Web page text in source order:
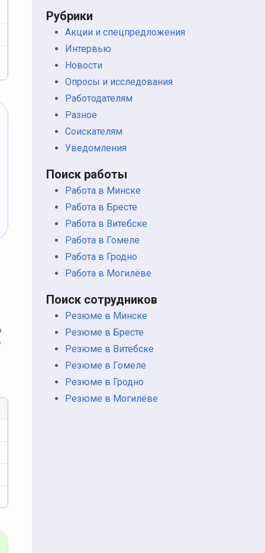
Рубрики
Акции и спецпредложения
Интервью
Новости
Опросы и исследования
Работодателям
Разное
Соискателям
Уведомления
Поиск работы
Работа в Минске
Работа в Бресте
Работа в Витебске
Работа в Гомеле
Работа в Гродно
Работа в Могилёве
Поиск сотрудников
Резюме в Минске
Резюме в Бресте
Резюме в Витебске
Резюме в Гомеле
Резюме в Гродно
Резюме в Могилёве